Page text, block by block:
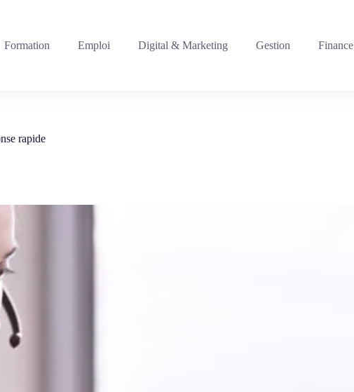
Formation Emploi Digital & Marketing Gestion Finance
rapide